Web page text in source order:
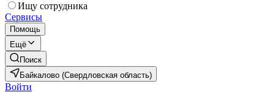
Ищу сотрудника
Сервисы
Помощь
Ещё
Поиск
Байкалово (Свердловская область)
Войти